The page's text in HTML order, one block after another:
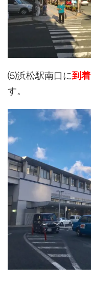
⑸浜松駅南口に到着
す。